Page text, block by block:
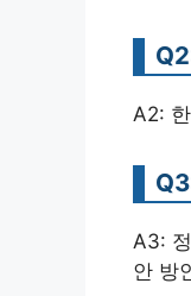
A2:
A3:
안 방